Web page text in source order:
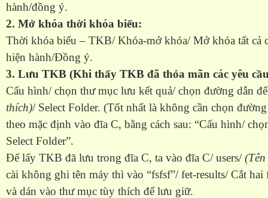
hành/đồng ý.
2. Mở khóa thời khóa biểu:
Thời khóa biểu – TKB/ Khóa-mở khóa/ Mở khóa tất cả
hiện hành/Đồng ý.
3. Lưu TKB (Khi thấy TKB đã thỏa mãn các yêu
Cấu hình/ chọn thư mục lưu kết quả/ chọn đường dẫn
thích)/ Select Folder. (Tốt nhất là không cần chọn
theo mặc định vào đĩa C, bằng cách sau: “Cấu hình/
Select Folder”.
Để lấy TKB đã lưu trong đĩa C, ta vào đĩa C/ users/
cài không ghi tên máy thì vào “fsfsf”/ fet-results/ Cắt hai
và dán vào thư mục tùy thích để lưu giữ.